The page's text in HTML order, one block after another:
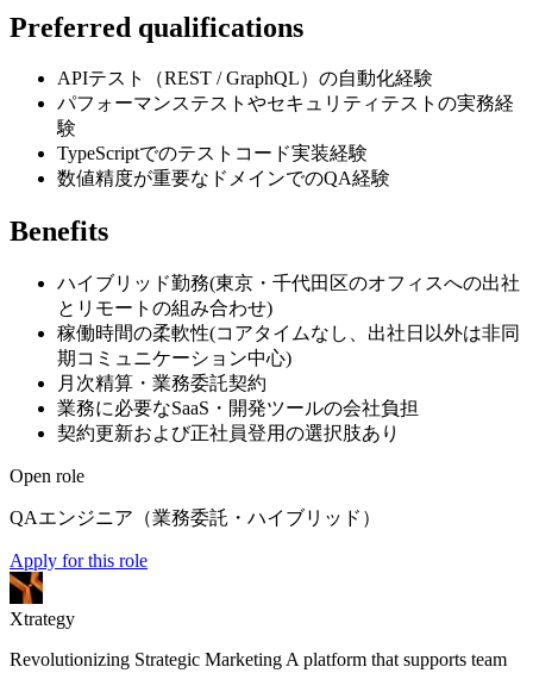
Preferred qualifications
APIテスト（REST / GraphQL）の自動化経験
パフォーマンステストやセキュリティテストの実務経
験
TypeScriptでのテストコード実装経験
数値精度が重要なドメインでのQA経験
Benefits
ハイブリッド勤務(東京・千代田区のオフィスへの出社
とリモートの組み合わせ)
稼働時間の柔軟性(コアタイムなし、出社日以外は非同
期コミュニケーション中心)
月次精算・業務委託契約
業務に必要なSaaS・開発ツールの会社負担
契約更新および正社員登用の選択肢あり
Open role
QAエンジニア（業務委託・ハイブリッド）
Apply for this role
Xtrategy
Revolutionizing Strategic Marketing A platform that supports team